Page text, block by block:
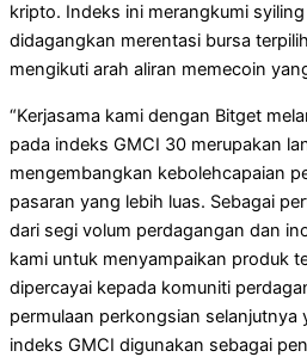
kripto. Indeks ini merangkumi
didagangkan merentasi bursa
mengikuti arah aliran memecoin
“Kerjasama kami dengan Bitget
pada indeks GMCI 30 merupakan
mengembangkan kebolehcapaian
pasaran yang lebih luas. Sebagai
dari segi volum perdagangan dan
kami untuk menyampaikan produk
dipercayai kepada komuniti
permulaan perkongsian selanjutnya
indeks GMCI digunakan sebagai